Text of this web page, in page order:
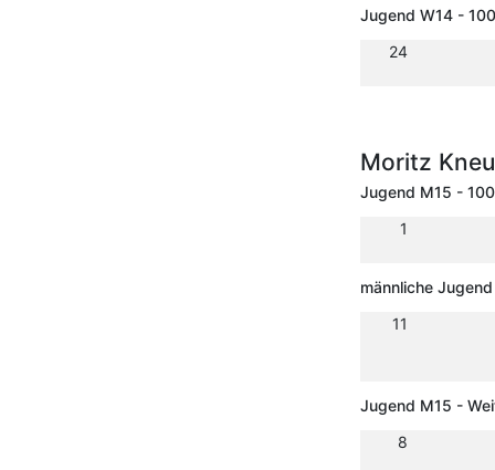
Jugend W14 -
24
Moritz
Jugend M15 -
1
männliche
11
Jugend M15 -
8